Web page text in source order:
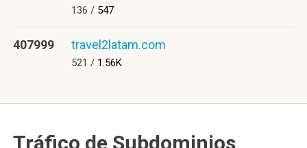
136 / 547
407999 travel2latam.com
521 / 1.56K
Tráfico de Subdominios